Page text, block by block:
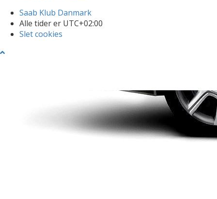
Saab Klub Danmark
Alle tider er UTC+02:00
Slet cookies